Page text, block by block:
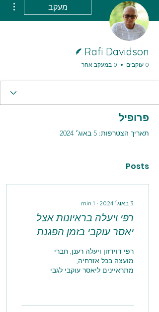
מעקב
Rafi Davidson
0 עוקבים 0 במעקב אחר
פרופיל
תאריך הצטרפות: 5 באוג׳ 2024
Posts
3 באוג׳ 2024 ∙
1
min
רפי ויעלה בראיונות אצל
יאסר עוקבי בזמן הפגנת
רפי דוידזון ויעלה רענן, חברי
מועצה בכל אזרחיה,
מתראיינים ליאסר עוקבי לגבי